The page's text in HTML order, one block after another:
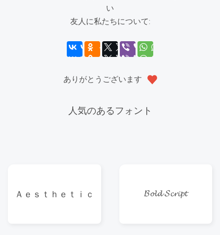
い
友人に私たちについて:
ありがとうございます
人気のあるフォント
Ａｅｓｔｈｅｔｉｃ 𝓑𝓸𝓵𝓭 𝓢𝓬𝓻𝓲𝓹𝓽